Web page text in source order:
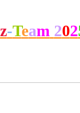
z-Team 202